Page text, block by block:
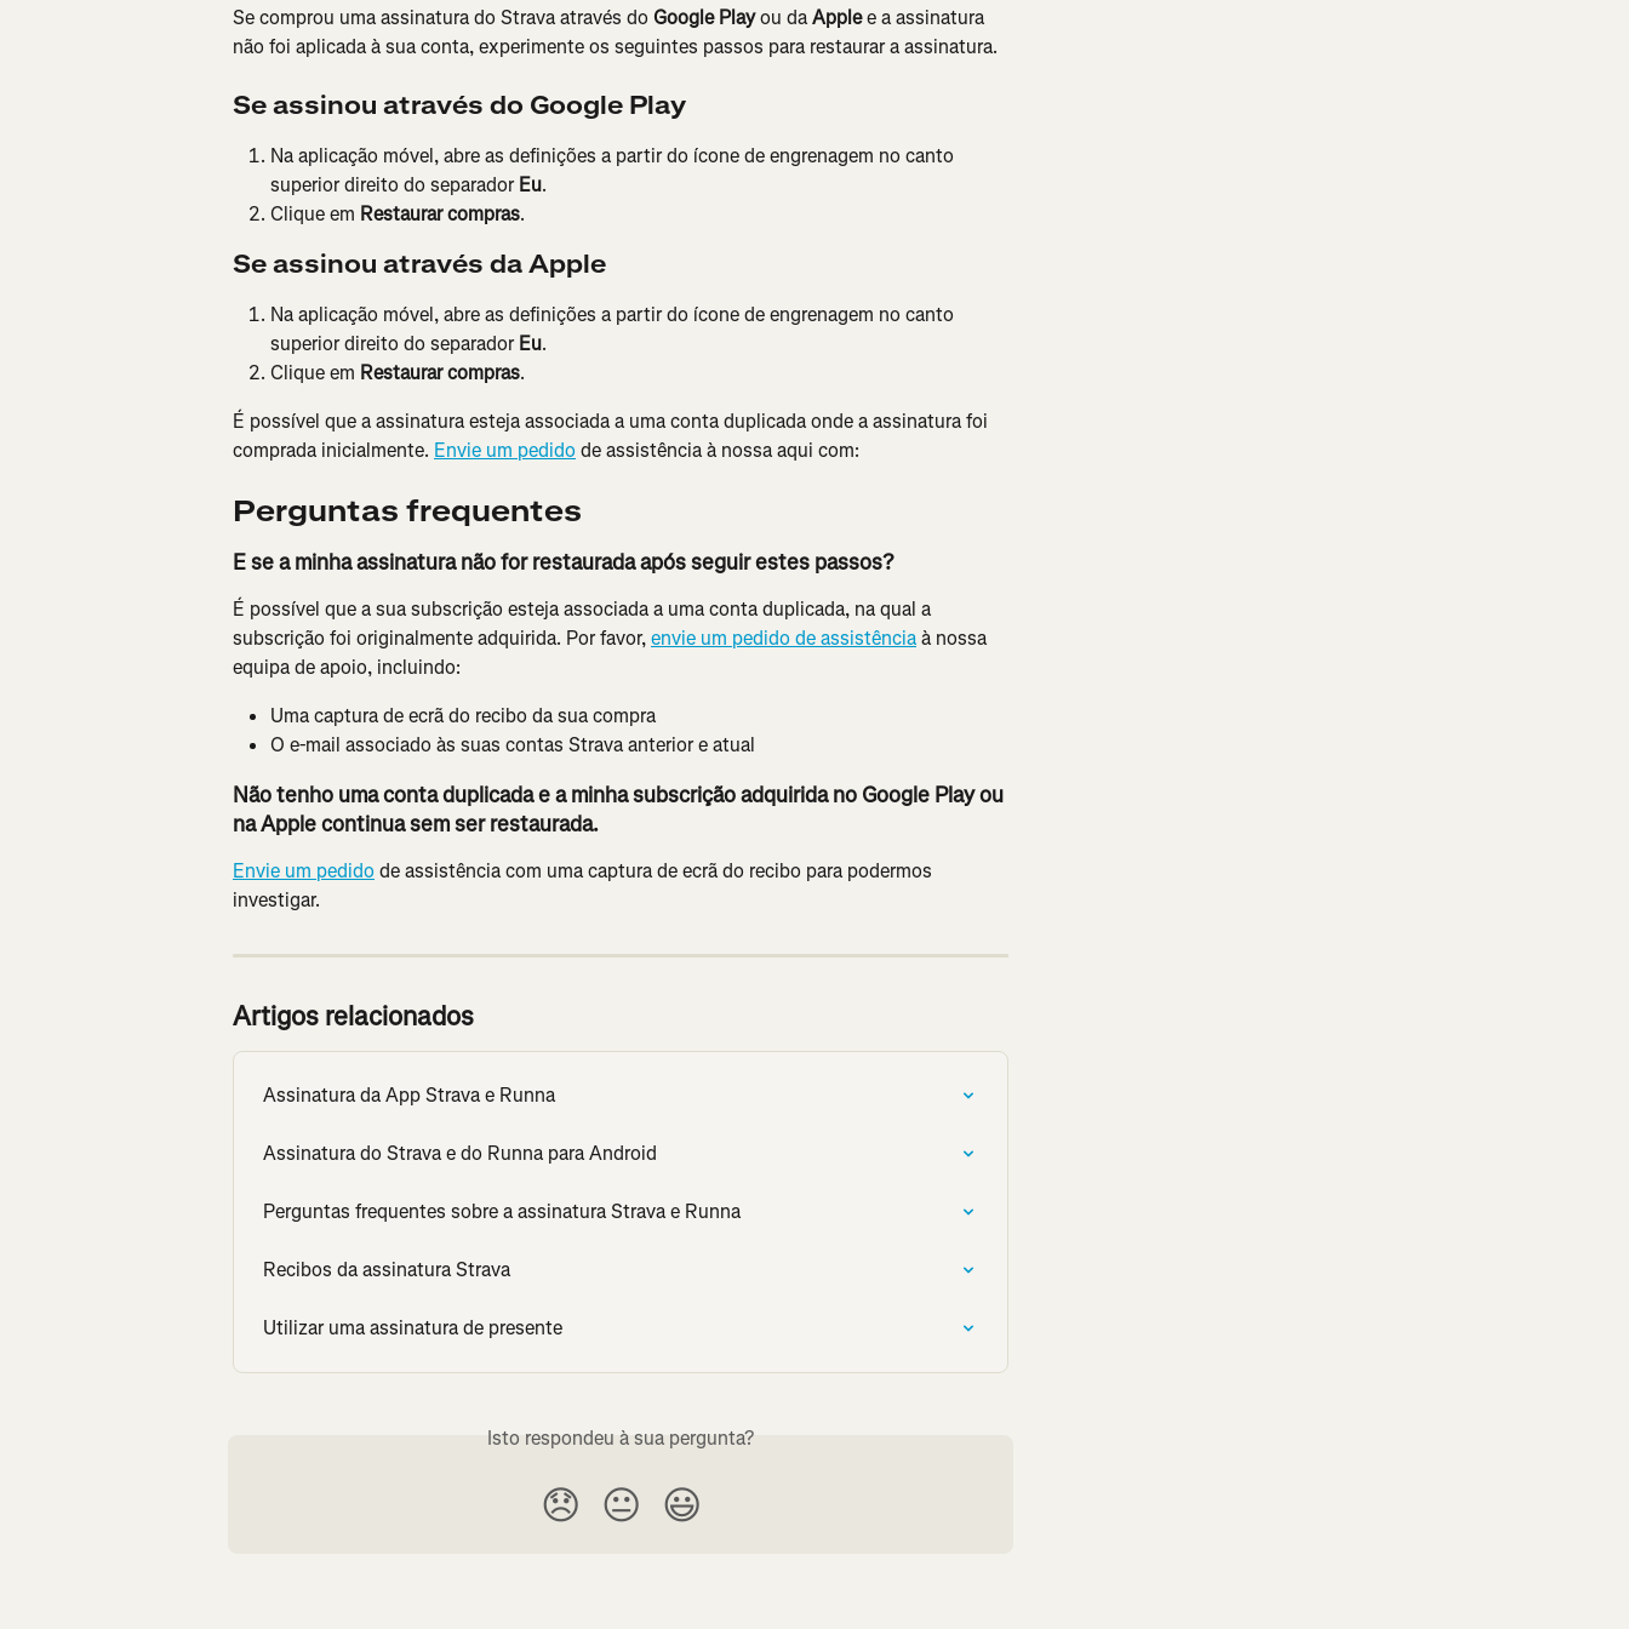
Se comprou uma assinatura do Strava através do Google Play ou da Apple e a assinatura
não foi aplicada à sua conta, experimente os seguintes passos para restaurar a assinatura.
Se assinou através do Google Play
Na aplicação móvel, abre as definições a partir do ícone de engrenagem no canto
superior direito do separador Eu.
Clique em Restaurar compras.
Se assinou através da Apple
Na aplicação móvel, abre as definições a partir do ícone de engrenagem no canto
superior direito do separador Eu.
Clique em Restaurar compras.
É possível que a assinatura esteja associada a uma conta duplicada onde a assinatura foi
comprada inicialmente. Envie um pedido de assistência à nossa aqui com:
Perguntas frequentes
E se a minha assinatura não for restaurada após seguir estes passos?
É possível que a sua subscrição esteja associada a uma conta duplicada, na qual a
subscrição foi originalmente adquirida. Por favor, envie um pedido de assistência à nossa
equipa de apoio, incluindo:
Uma captura de ecrã do recibo da sua compra
O e-mail associado às suas contas Strava anterior e atual
Não tenho uma conta duplicada e a minha subscrição adquirida no Google Play ou
na Apple continua sem ser restaurada.
Envie um pedido de assistência com uma captura de ecrã do recibo para podermos
investigar.
Artigos relacionados
Assinatura da App Strava e Runna
Assinatura do Strava e do Runna para Android
Perguntas frequentes sobre a assinatura Strava e Runna
Recibos da assinatura Strava
Utilizar uma assinatura de presente
Isto respondeu à sua pergunta?
😞 😐 😃